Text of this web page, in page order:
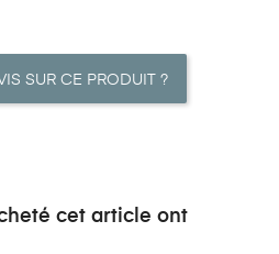
SUR CE PRODUIT ?
cet article ont